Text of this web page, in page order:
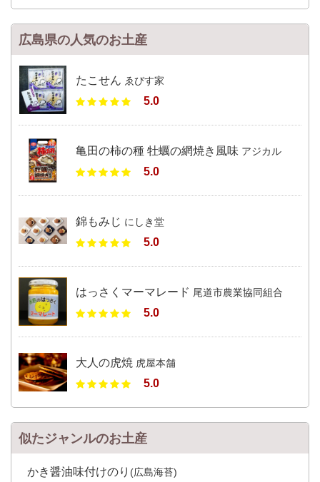
広島県の人気のお土産
たこせん ゑびす家
5.0
亀田の柿の種 牡蠣の網焼き風味 アジカル
5.0
錦もみじ にしき堂
5.0
はっさくマーマレード 尾道市農業協同組合
5.0
大人の虎焼 虎屋本舗
5.0
似たジャンルのお土産
かき醤油味付けのり (広島海苔)